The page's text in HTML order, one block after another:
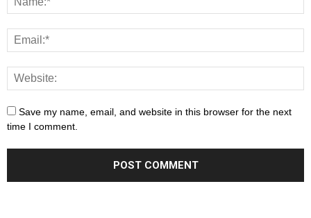
Save my name, email, and website in this browser for the next
time I comment.